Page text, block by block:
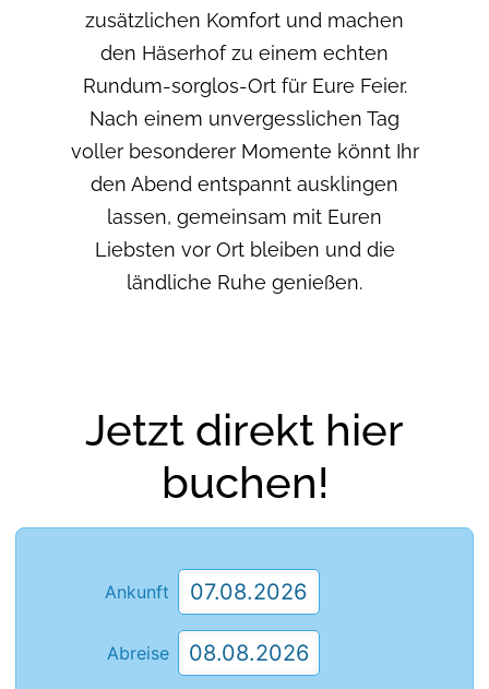
zusätzlichen Komfort und machen
den Häserhof zu einem echten
Rundum-sorglos-Ort für Eure Feier.
Nach einem unvergesslichen Tag
voller besonderer Momente könnt Ihr
den Abend entspannt ausklingen
lassen, gemeinsam mit Euren
Liebsten vor Ort bleiben und die
ländliche Ruhe genießen.
Jetzt direkt hier
buchen!
Ankunft
Abreise